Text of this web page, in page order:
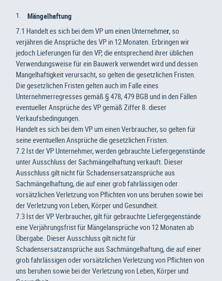
Mängelhaftung
7.1 Handelt es sich bei dem VP um einen Unternehmer, so
verjähren die Ansprüche des VP in 12 Monaten. Erbringen wir
jedoch Lieferungen für den VP, die entsprechend ihrer üblichen
Verwendungsweise für ein Bauwerk verwendet wird und dessen
Mangelhaftigkeit verursacht, so gelten die gesetzlichen Fristen.
Die gesetzlichen Fristen gelten auch im Falle eines
Unternehmerregresses gemäß § 478, 479 BGB und in den Fällen
eventueller Ansprüche des VP gemäß Ziffer 8. dieser
Verkaufsbedingungen.
Handelt es sich bei dem VP um einen Verbraucher, so gelten für
seine eventuellen Ansprüche die gesetzlichen Fristen.
7.2 Ist der VP Unternehmer, werden gebrauchte Liefergegenstände
unter Ausschluss der Sachmängelhaf­tung verkauft. Dieser
Ausschluss gilt nicht für Schadensersatzansprüche aus
Sachmängelhaftung, die auf einer grob fahrlässigen oder
vorsätzlichen Verletzung von Pflichten von uns beruhen sowie bei
der Verletzung von Leben, Körper und Gesundheit.
7.3 Ist der VP Verbraucher, gilt für gebrauchte Liefergegenstände
eine Verjährungsfrist für Mängelansprüche von 12 Monaten ab
Übergabe. Dieser Ausschluss gilt nicht für
Schadensersatzansprüche aus Sachmängelhaftung, die auf einer
grob fahrlässigen oder vorsätzlichen Verletzung von Pflichten von
uns beruhen sowie bei der Verletzung von Leben, Körper und